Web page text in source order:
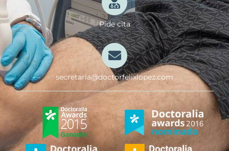
Pide cita
secretaria@doctorfelixlopez.com